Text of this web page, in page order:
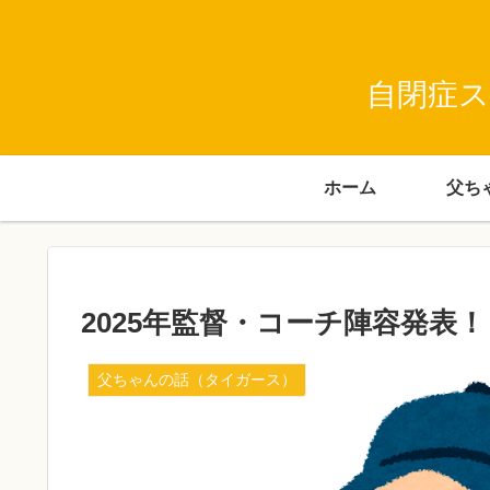
自閉症
ホーム
2025年監督・コーチ陣容発表
父ちゃんの話（タイガース）